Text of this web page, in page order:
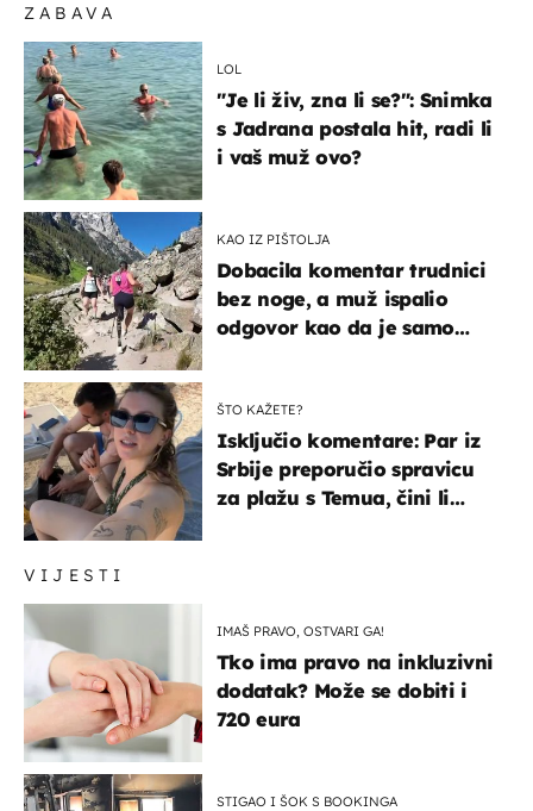
VIJESTI
IMAŠ PRAVO, OSTVARI GA!
Tko ima pravo na inkluzivni
dodatak? Može se dobiti i
720 eura
STIGAO I ŠOK S BOOKINGA
ZABAVA
LOL
"Je li živ, zna li se?": Snimka
s Jadrana postala hit, radi li
i vaš muž ovo?
KAO IZ PIŠTOLJA
Dobacila komentar trudnici
bez noge, a muž ispalio
odgovor kao da je samo
ŠTO KAŽETE?
Isključio komentare: Par iz
Srbije preporučio spravicu
za plažu s Temua, čini li